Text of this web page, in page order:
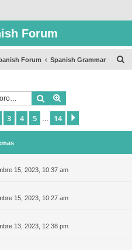
Forum
Forum Spanish Grammar
Buscar
de 14
3 4 5 14
15, 2023, 10:37 am
15, 2023, 10:27 am
13, 2023, 12:38 pm